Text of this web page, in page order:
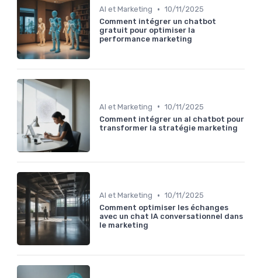
AI et Marketing • 10/11/2025
Comment intégrer un chatbot
gratuit pour optimiser la
performance marketing
AI et Marketing • 10/11/2025
Comment intégrer un al chatbot pour
transformer la stratégie marketing
AI et Marketing • 10/11/2025
Comment optimiser les échanges
avec un chat IA conversationnel dans
le marketing